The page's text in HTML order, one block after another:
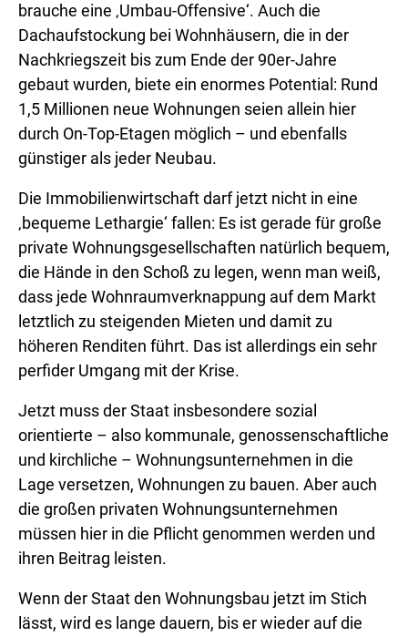
brauche eine ‚Umbau-Offensive‘. Auch die
Dachaufstockung bei Wohnhäusern, die in der
Nachkriegszeit bis zum Ende der 90er-Jahre
gebaut wurden, biete ein enormes Potential: Rund
1,5 Millionen neue Wohnungen seien allein hier
durch On-Top-Etagen möglich – und ebenfalls
günstiger als jeder Neubau.
Die Immobilienwirtschaft darf jetzt nicht in eine
‚bequeme Lethargie‘ fallen: Es ist gerade für große
private Wohnungsgesellschaften natürlich bequem,
die Hände in den Schoß zu legen, wenn man weiß,
dass jede Wohnraumverknappung auf dem Markt
letztlich zu steigenden Mieten und damit zu
höheren Renditen führt. Das ist allerdings ein sehr
perfider Umgang mit der Krise.
Jetzt muss der Staat insbesondere sozial
orientierte – also kommunale, genossenschaftliche
und kirchliche – Wohnungsunternehmen in die
Lage versetzen, Wohnungen zu bauen. Aber auch
die großen privaten Wohnungsunternehmen
müssen hier in die Pflicht genommen werden und
ihren Beitrag leisten.
Wenn der Staat den Wohnungsbau jetzt im Stich
lässt, wird es lange dauern, bis er wieder auf die